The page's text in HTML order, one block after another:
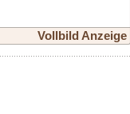
Vollbild Anzeige